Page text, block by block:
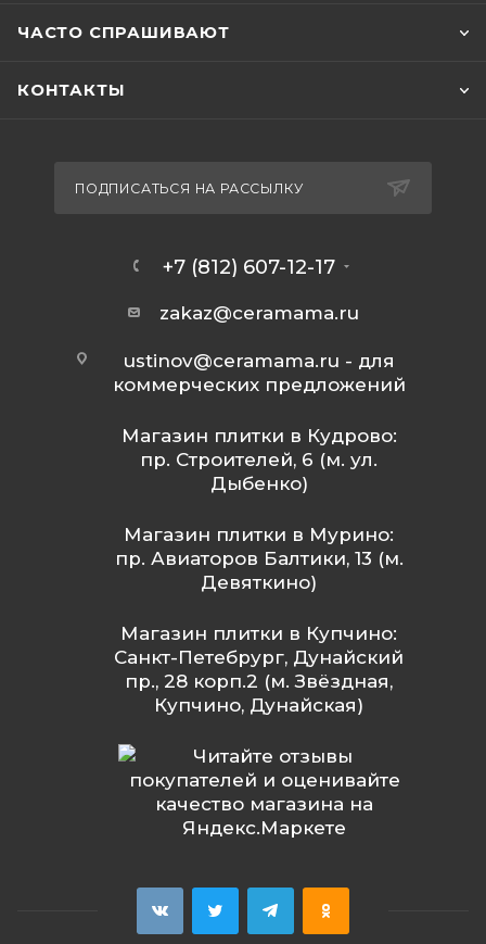
ЧАСТО СПРАШИВАЮТ
КОНТАКТЫ
ПОДПИСАТЬСЯ НА РАССЫЛКУ
+7 (812) 607-12-17
zakaz@ceramama.ru
ustinov@ceramama.ru - для
коммерческих предложений
Магазин плитки в Кудрово:
пр. Строителей, 6 (м. ул.
Дыбенко)
Магазин плитки в Мурино:
пр. Авиаторов Балтики, 13 (м.
Девяткино)
Магазин плитки в Купчино:
Санкт-Петебрург, Дунайский
пр., 28 корп.2 (м. Звёздная,
Купчино, Дунайская)